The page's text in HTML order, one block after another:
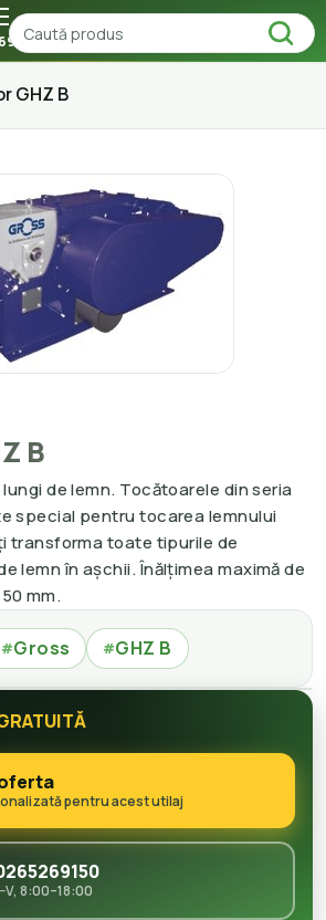
GHZ B
B
de lemn. Tocătoarele din seria
special pentru tocarea lemnului
transforma toate tipurile de
lemn în așchii. Înălțimea maximă de
mm.
#Gross #GHZ B
pentru acest utilaj
8:00–18:00